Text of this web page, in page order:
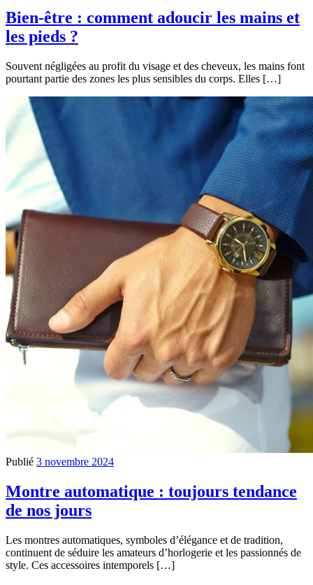
Bien-être : comment adoucir les mains et
les pieds ?
Souvent négligées au profit du visage et des cheveux, les mains font
pourtant partie des zones les plus sensibles du corps. Elles […]
Publié 3 novembre 2024
Montre automatique : toujours tendance
de nos jours
Les montres automatiques, symboles d’élégance et de tradition,
continuent de séduire les amateurs d’horlogerie et les passionnés de
style. Ces accessoires intemporels […]